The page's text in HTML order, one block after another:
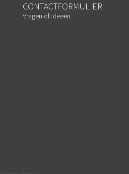
CONTACTFORMULIER
Vragen of ideeën